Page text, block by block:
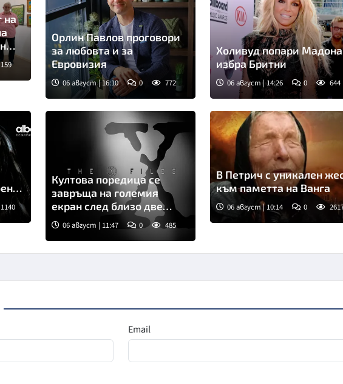
на
Снимка: БТА
Орлин Павлов проговори
за любовта и за
Евровизия
06 август | 16:10 0 772
Снимка: People
Холивуд попари
избра Бритни
06 август | 14:26 0 644
1140
Снимка: БГНЕС
Култова поредица се
завръща на големия
екран след близо две
десетилетия
06 август | 11:47 0 485
В Петрич с уникален
към паметта на Ванга
06 август | 10:14 0
Email